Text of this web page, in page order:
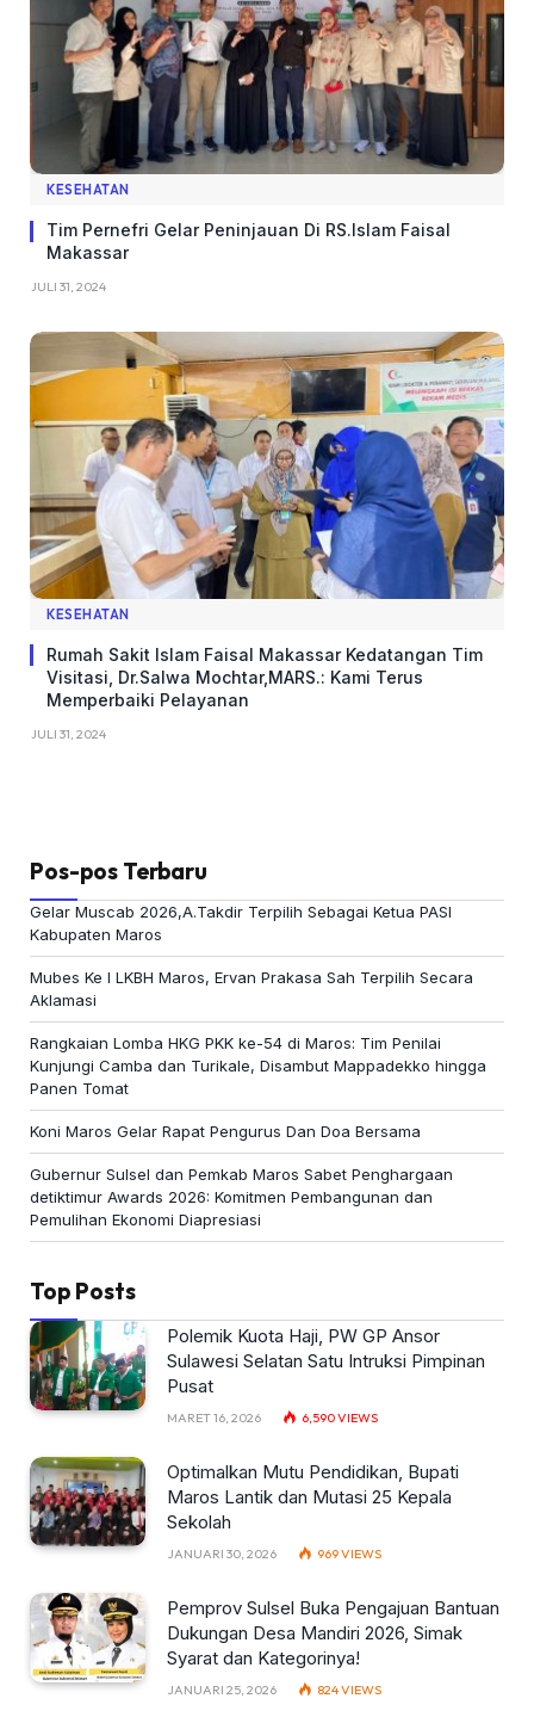
KESEHATAN
Tim Pernefri Gelar Peninjauan Di RS.Islam Faisal
Makassar
JULI 31, 2024
KESEHATAN
Rumah Sakit Islam Faisal Makassar Kedatangan Tim
Visitasi, Dr.Salwa Mochtar,MARS.: Kami Terus
Memperbaiki Pelayanan
JULI 31, 2024
Pos-pos Terbaru
Gelar Muscab 2026,A.Takdir Terpilih Sebagai Ketua PASI
Kabupaten Maros
Mubes Ke I LKBH Maros, Ervan Prakasa Sah Terpilih Secara
Aklamasi
Rangkaian Lomba HKG PKK ke-54 di Maros: Tim Penilai
Kunjungi Camba dan Turikale, Disambut Mappadekko hingga
Panen Tomat
Koni Maros Gelar Rapat Pengurus Dan Doa Bersama
Gubernur Sulsel dan Pemkab Maros Sabet Penghargaan
detiktimur Awards 2026: Komitmen Pembangunan dan
Pemulihan Ekonomi Diapresiasi
Top Posts
Polemik Kuota Haji, PW GP Ansor
Sulawesi Selatan Satu Intruksi Pimpinan
Pusat
MARET 16, 2026 6,590VIEWS
Optimalkan Mutu Pendidikan, Bupati
Maros Lantik dan Mutasi 25 Kepala
Sekolah
JANUARI 30, 2026 969VIEWS
Pemprov Sulsel Buka Pengajuan Bantuan
Dukungan Desa Mandiri 2026, Simak
Syarat dan Kategorinya!
JANUARI 25, 2026 824VIEWS